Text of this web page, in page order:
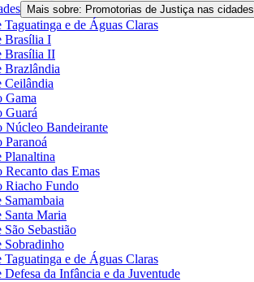
Mais sobre: Promotorias de Justiça nas cidades
e de Águas Claras
Brasília I
Brasília II
Brazlândia
Ceilândia
Gama
Guará
Núcleo Bandeirante
Paranoá
Planaltina
Recanto das Emas
Riacho Fundo
Samambaia
Santa Maria
Sebastião
Sobradinho
e de Águas Claras
da Infância e da Juventude